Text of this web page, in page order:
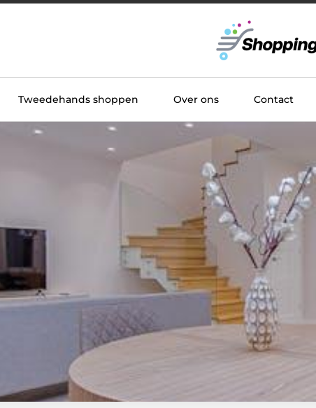
Tweedehands shoppen Over ons Contact